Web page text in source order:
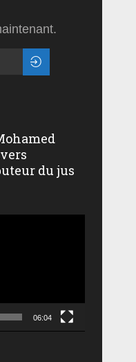
du jus
06:04